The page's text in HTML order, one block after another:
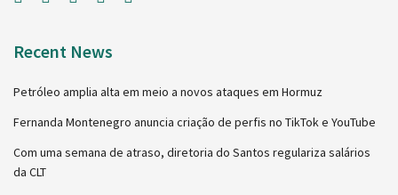
Recent News
Petróleo amplia alta em meio a novos ataques em Hormuz
Fernanda Montenegro anuncia criação de perfis no TikTok e YouTube
Com uma semana de atraso, diretoria do Santos regulariza salários
da CLT